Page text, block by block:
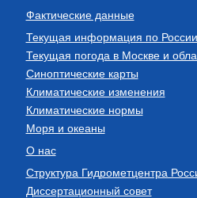
Фактические данные
Текущая информация по
Текущая погода в Москве и
Синоптические карты
Климатические изменения
Климатические нормы
Моря и океаны
О нас
Структура Гидрометцентра
Диссертационный совет